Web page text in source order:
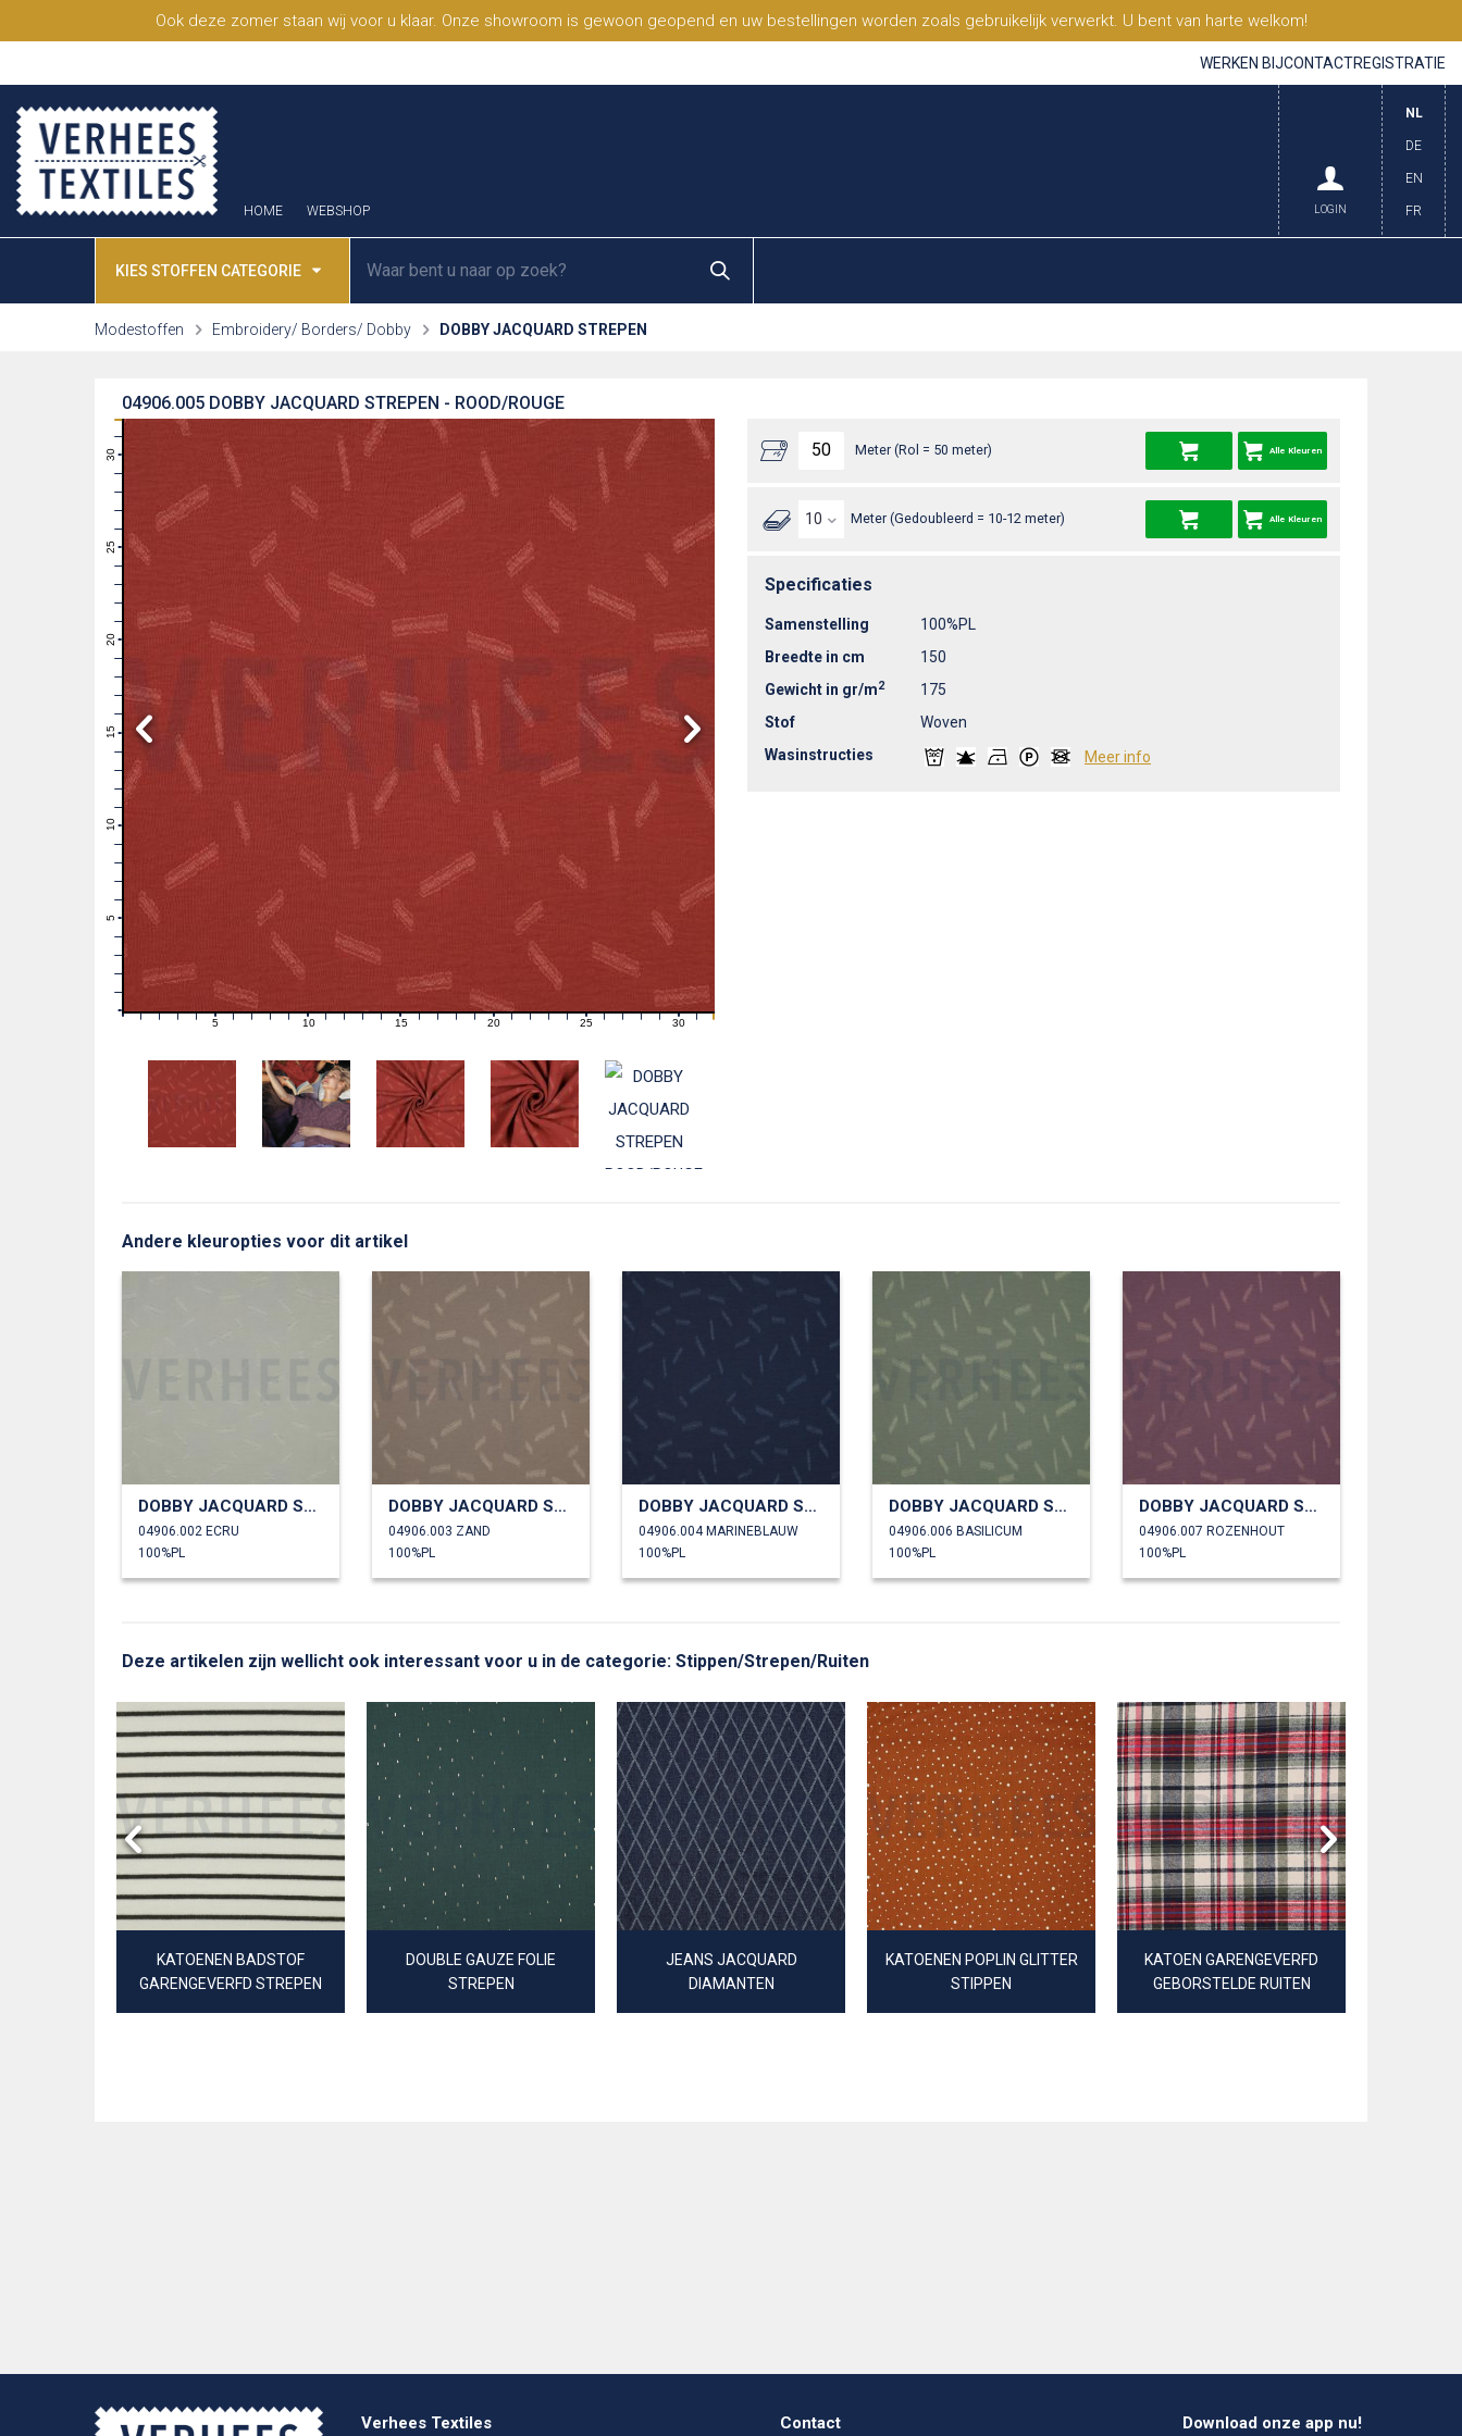
Ook deze zomer staan wij voor u klaar. Onze showroom is gewoon geopend en uw bestellingen worden zoals gebruikelijk verwerkt. U bent van harte welkom!
WERKEN BIJCONTACTREGISTRATIE
HOME WEBSHOP
NL
DE
EN
FR
LOGIN
KIES STOFFEN CATEGORIE
Modestoffen Embroidery/ Borders/ Dobby DOBBY JACQUARD STREPEN
DOBBY JACQUARD STREPEN - ROOD/ROUGE
04906.005
10
11
12
13
14
15
16
17
18
19
20
21
22
23
24
25
26
27
28
29
30
1 2 3 4 6 7 8 9 11 12 13 14 16 17 18 19 20 21 22 23 24 26 27 28 29 30 31
Meter (Rol = 50 meter) Alle Kleuren
Meter (Gedoubleerd = 10-12 meter) Alle Kleuren
Specificaties
Samenstelling
100%PL
Breedte in cm
150
Gewicht in gr/m2
175
Stof
Woven
Wasinstructies
Meer info
Andere kleuropties voor dit artikel
DOBBY JACQUARD STREPEN
04906.002 ECRU
100%PL
DOBBY JACQUARD STREPEN
04906.003 ZAND
100%PL
DOBBY JACQUARD STREPEN
04906.004 MARINEBLAUW
100%PL
DOBBY JACQUARD STREPEN
04906.006 BASILICUM
100%PL
DOBBY JACQUARD STREPEN
04906.007 ROZENHOUT
100%PL
Deze artikelen zijn wellicht ook interessant voor u in de categorie: Stippen/Strepen/Ruiten
KATOENEN BADSTOF
GARENGEVERFD STREPEN
DOUBLE GAUZE FOLIE
STREPEN
JEANS JACQUARD
DIAMANTEN
KATOENEN POPLIN GLITTER
STIPPEN
KATOEN GARENGEVERFD
GEBORSTELDE RUITEN
Verhees Textiles Contact Download onze app nu!